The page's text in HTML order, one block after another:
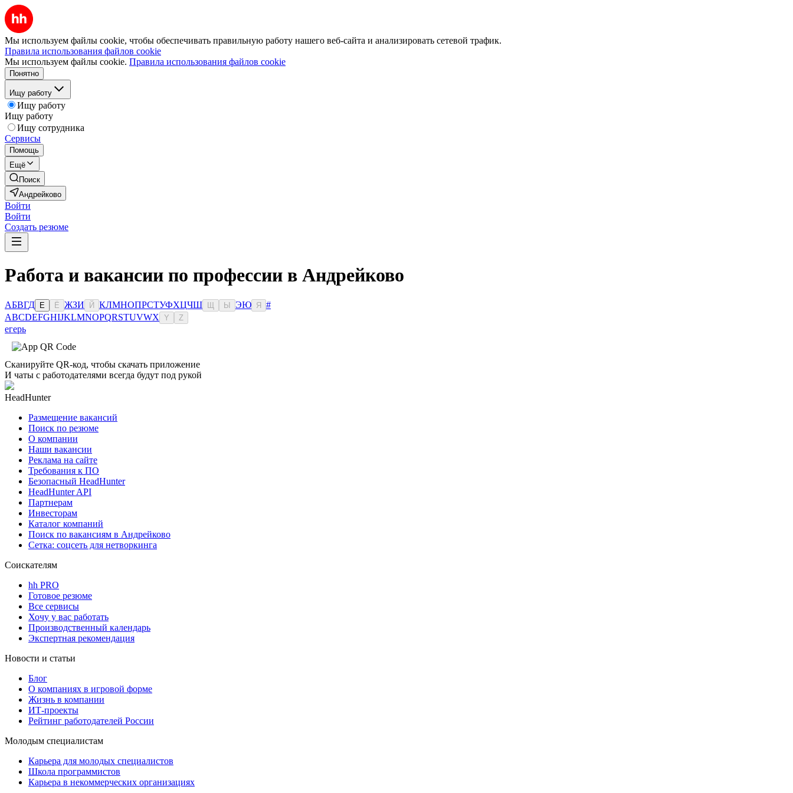
Мы используем файлы cookie, чтобы обеспечивать правильную работу нашего веб-сайта и анализировать сетевой трафик.
Правила использования файлов cookie
Мы используем файлы cookie. Правила использования файлов cookie
Понятно
Ищу работу
Ищу работу
Ищу работу
Ищу сотрудника
Сервисы
Помощь
Ещё
Поиск
Андрейково
Войти
Войти
Создать резюме
Работа и вакансии по профессии в Андрейково
АБВГД Е Ё ЖЗИ Й КЛМНОПРСТУФХЦЧШ Ы ЭЮ Я
#
ABCDEFGHIJKLMNOPQRSTUVWX Y Z
егерь
Сканируйте QR-код, чтобы скачать приложение
И чаты с работодателями всегда будут под рукой
HeadHunter
Размещение вакансий
Поиск по резюме
О компании
Наши вакансии
Реклама на сайте
Требования к ПО
Безопасный HeadHunter
HeadHunter API
Партнерам
Инвесторам
Каталог компаний
Поиск по вакансиям в Андрейково
Сетка: соцсеть для нетворкинга
Соискателям
hh PRO
Готовое резюме
Все сервисы
Хочу у вас работать
Производственный календарь
Экспертная рекомендация
Новости и статьи
Блог
О компаниях в игровой форме
Жизнь в компании
ИТ-проекты
Рейтинг работодателей России
Молодым специалистам
Карьера для молодых специалистов
Школа программистов
Карьера в некоммерческих организациях